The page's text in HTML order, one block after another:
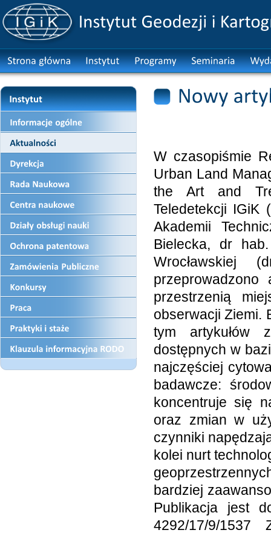
W czasopiśmie
Urban Land
the Art and
Teledetekcji IGiK
Akademii
Bielecka, dr
Wrocławskiej
przeprowadzono
przestrzenią
obserwacji Ziemi.
tym artykułów
dostępnych w
najczęściej
badawcze:
koncentruje się
oraz zmian w
czynniki
kolei nurt
bardziej
Publikacja jest
4292/17/9/